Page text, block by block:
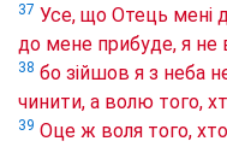
37 Усе, що Отець мені
до мене прибуде, я не
38 бо зійшов я з неба
чинити, а волю того,
39 Оце ж воля того,